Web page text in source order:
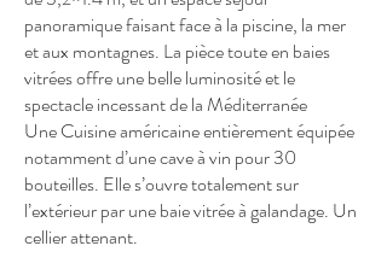
panoramique faisant face à la piscine, la mer
et aux montagnes. La pièce toute en baies
vitrées offre une belle luminosité et le
spectacle incessant de la Méditerranée
Une Cuisine américaine entièrement équipée
notamment d’une cave à vin pour 30
bouteilles. Elle s’ouvre totalement sur
l’extérieur par une baie vitrée à galandage. Un
cellier attenant.